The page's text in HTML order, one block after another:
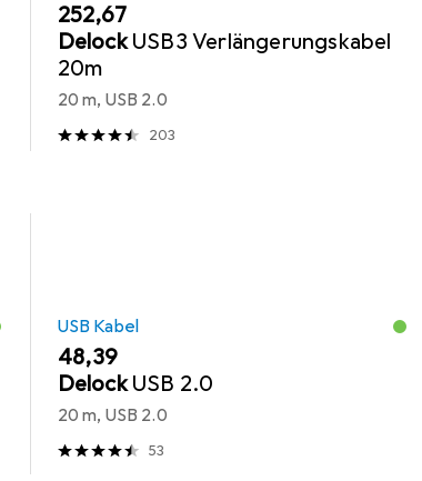
EUR
252,67
Delock USB3 Verlängerungskabel
20m
20 m, USB 2.0
203
USB Kabel
EUR
48,39
Delock USB 2.0
20 m, USB 2.0
53